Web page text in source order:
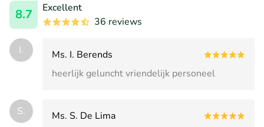
8.7
Excellent
36 reviews
I.
Ms. I. Berends
heerlijk geluncht vriendelijk personeel
S.
Ms. S. De Lima